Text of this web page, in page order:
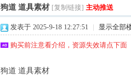
狗道 道具素材 [复制链接] 主动推送
发表于 2025-9-18 12:27:51 显示全部
购买前注意看介绍，资源失效请点下
狗道 道具素材